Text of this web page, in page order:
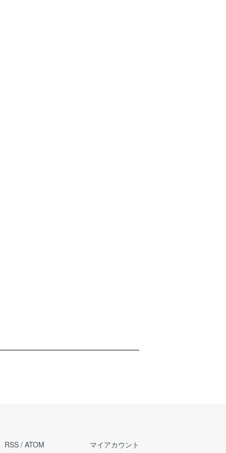
RSS / ATOM マイアカウント